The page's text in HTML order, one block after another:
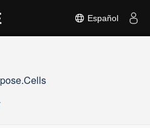
Español